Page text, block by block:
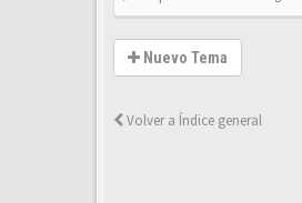
Nuevo Tema
Volver a Índice general